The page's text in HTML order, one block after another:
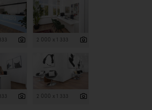
2 000 x 1 333
2 000 x 1 333